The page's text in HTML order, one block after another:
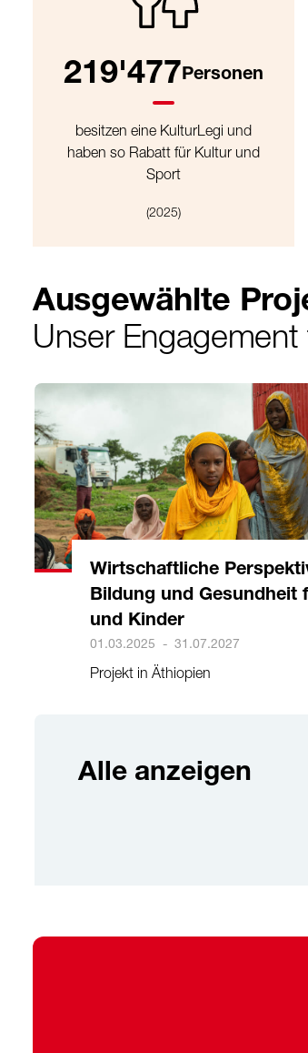
219'477Personen
besitzen eine KulturLegi und
haben so Rabatt für Kultur und
Sport
(2025)
Ausgewählte
Unser
Wirtschaftliche
Bildung und Gesundheit
und Kinder
01.03.2025 - 31.07.2027
Projekt in Äthiopien
Alle anzeigen